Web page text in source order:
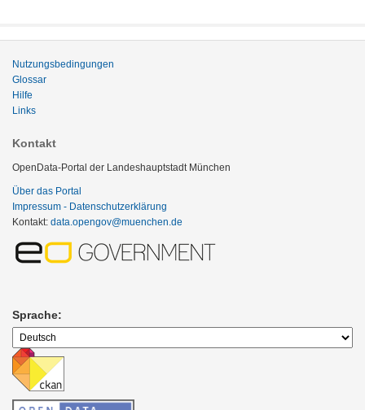
Nutzungsbedingungen
Glossar
Hilfe
Links
Kontakt
OpenData-Portal der Landeshauptstadt München
Über das Portal
Impressum - Datenschutzerklärung
Kontakt: data.opengov@muenchen.de
Sprache